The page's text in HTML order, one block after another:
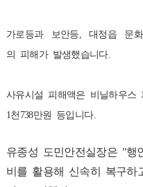
가로등과 보안등 ,대정읍 문
의 피해가 발생했습니다.
사유시설 피해액은 비닐하우스
1천 738만원 등입니다.
유종성 도민안전실장은 "행
비를 활용해 신속히 복구하